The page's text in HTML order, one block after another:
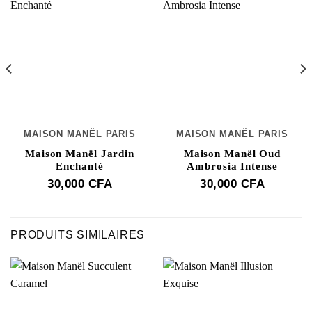
MAISON MANËL PARIS
Maison Manël Jardin
Enchanté
30,000 CFA
MAISON MANËL PARIS
Maison Manël Oud
Ambrosia Intense
30,000 CFA
PRODUITS SIMILAIRES